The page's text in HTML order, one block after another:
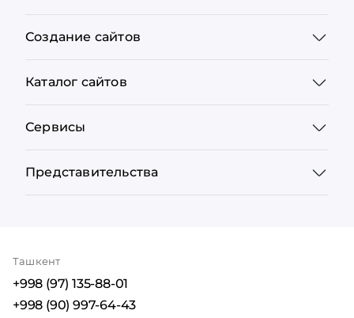
Создание сайтов
Каталог сайтов
Сервисы
Представительства
Ташкент
+998 (97) 135-88-01
+998 (90) 997-64-43